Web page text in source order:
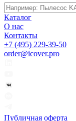
Каталог
О нас
Контакты
+7 (495) 229-39-50
order@icover.pro
Публичная оферта